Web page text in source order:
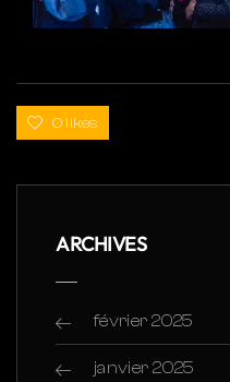
0 likes
ARCHIVES
février 2025
janvier 2025